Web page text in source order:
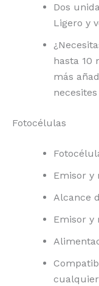
Dos
Ligero y
hasta 10
más
Fotocélulas
Emisor y
Alcance
Emisor y